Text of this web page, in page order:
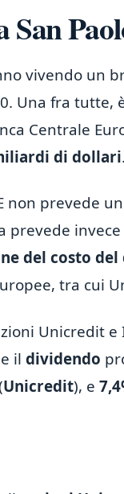
vivendo un
Una fra tutte,
Centrale
di dollari.
non prevede
prevede
del costo del
tra cui
Unicredit e
il dividendo
Unicredit), e